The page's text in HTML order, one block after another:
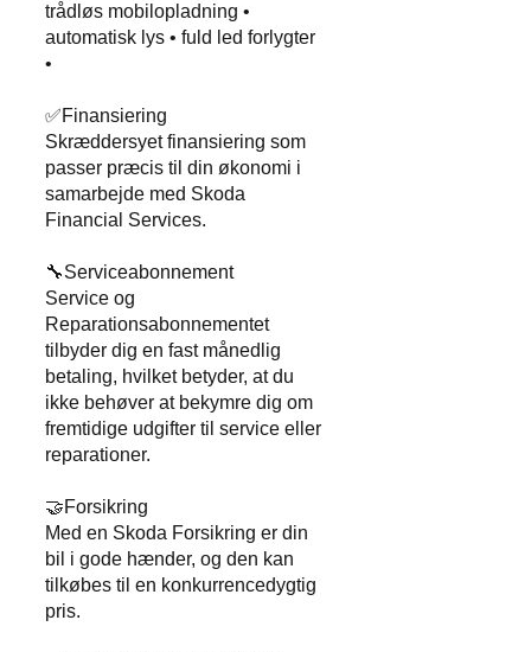
trådløs mobilopladning •
automatisk lys • fuld led forlygter
•
✅Finansiering
Skræddersyet finansiering som
passer præcis til din økonomi i
samarbejde med Skoda
Financial Services.
🔧Serviceabonnement
Service og
Reparationsabonnementet
tilbyder dig en fast månedlig
betaling, hvilket betyder, at du
ikke behøver at bekymre dig om
fremtidige udgifter til service eller
reparationer.
🤝Forsikring
Med en Skoda Forsikring er din
bil i gode hænder, og den kan
tilkøbes til en konkurrencedygtig
pris.